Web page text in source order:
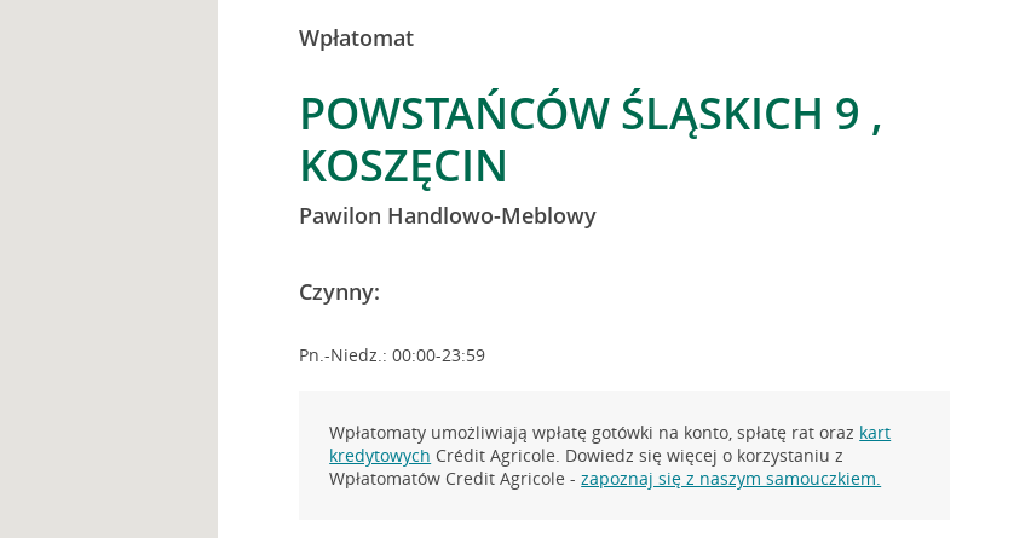
Wpłatomat
POWSTAŃCÓW ŚLĄSKICH 9 ,
KOSZĘCIN
Pawilon Handlowo-Meblowy
Czynny:
Pn.-Niedz.: 00:00-23:59
Wpłatomaty umożliwiają wpłatę gotówki na konto, spłatę rat oraz kart
kredytowych Crédit Agricole. Dowiedz się więcej o korzystaniu z
Wpłatomatów Credit Agricole -zapoznaj się z naszym samouczkiem.